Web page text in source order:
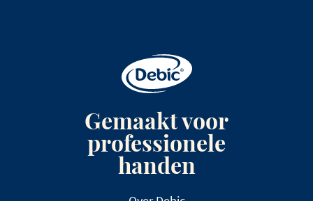
Gemaakt voor
professionele
handen